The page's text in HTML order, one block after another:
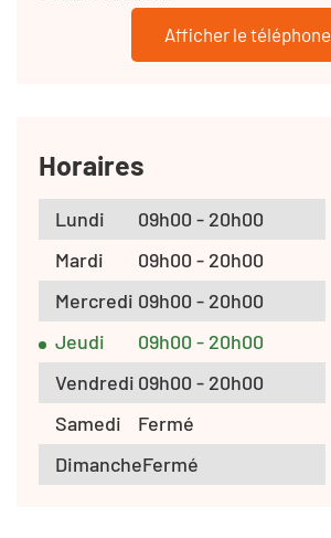
Afficher le téléphone
Horaires
Lundi
09h00 - 20h00
Mardi
09h00 - 20h00
Mercredi 09h00 - 20h00
Jeudi
09h00 - 20h00
Vendredi 09h00 - 20h00
Samedi
Fermé
DimancheFermé